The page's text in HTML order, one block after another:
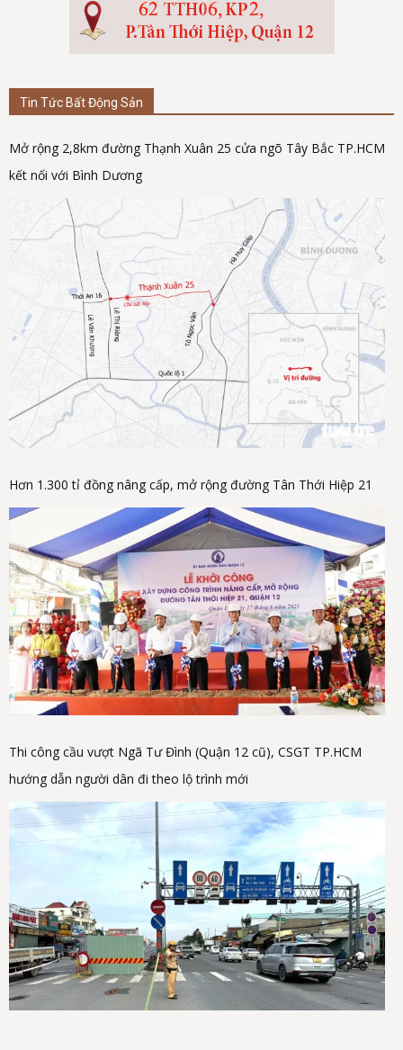
Tin Tức Bất Động Sản
Mở rộng 2,8km đường Thạnh Xuân 25 cửa ngõ Tây Bắc TP.HCM
kết nối với Bình Dương
Hơn 1.300 tỉ đồng nâng cấp, mở rộng đường Tân Thới Hiệp 21
Thi công cầu vượt Ngã Tư Đình (Quận 12 cũ), CSGT TP.HCM
hướng dẫn người dân đi theo lộ trình mới